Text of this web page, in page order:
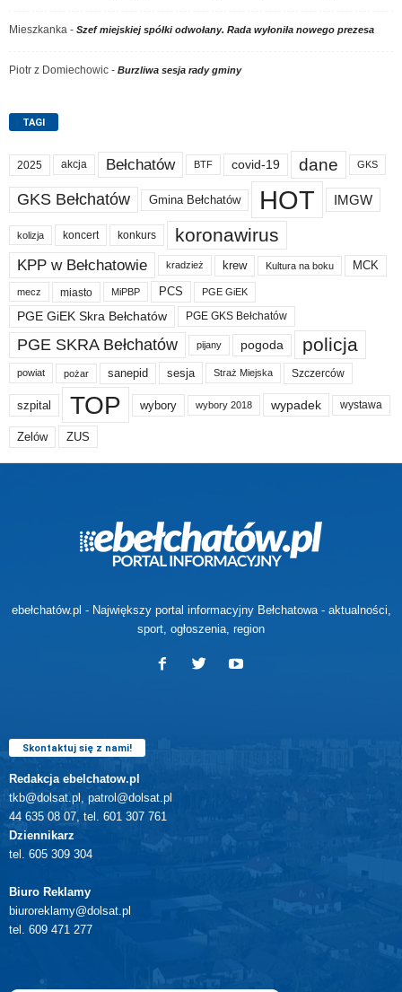
Mieszkanka - Szef miejskiej spółki odwołany. Rada wyłoniła nowego prezesa
Piotr z Domiechowic - Burzliwa sesja rady gminy
TAGI
2025 akcja Bełchatów BTF covid-19 dane GKS
GKS Bełchatów Gmina Bełchatów HOT IMGW
kolizja koncert konkurs koronawirus
KPP w Bełchatowie kradzież krew Kultura na boku MCK
mecz miasto MiPBP PCS PGE GiEK
PGE GiEK Skra Bełchatów PGE GKS Bełchatów
PGE SKRA Bełchatów pijany pogoda policja
powiat pożar sanepid sesja Straż Miejska Szczerców
szpital TOP wybory wybory 2018 wypadek wystawa
Zelów ZUS
ebełchatów.pl - Największy portal informacyjny Bełchatowa - aktualności,
sport, ogłoszenia, region
Skontaktuj się z nami!
Redakcja ebelchatow.pl
tkb@dolsat.pl, patrol@dolsat.pl
44 635 08 07, tel. 601 307 761
Dziennikarz
tel. 605 309 304
Biuro Reklamy
biuroreklamy@dolsat.pl
tel. 609 471 277